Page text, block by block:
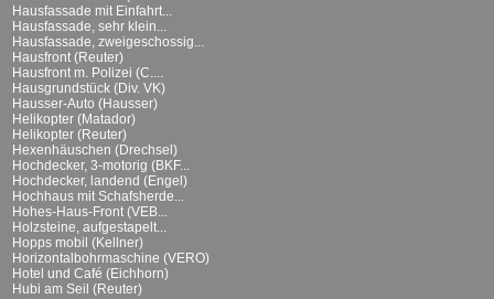
Hausfassade mit Einfahrt...
Hausfassade, sehr klein...
Hausfassade, zweigeschossig...
Hausfront (Reuter)
Hausfront m. Polizei (C....
Hausgrundstück (Div. VK)
Hausser-Auto (Hausser)
Helikopter (Matador)
Helikopter (Reuter)
Hexenhäuschen (Drechsel)
Hochdecker, 3-motorig (BKF...
Hochdecker, landend (Engel)
Hochhaus mit Schafsherde...
Hohes-Haus-Front (VEB...
Holzsteine, aufgestapelt...
Hopps mobil (Kellner)
Horizontalbohrmaschine (VERO)
Hotel und Café (Eichhorn)
Hubi am Seil (Reuter)